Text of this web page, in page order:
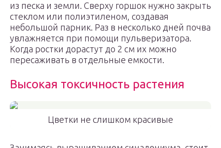
из песка и земли. Сверху горшок нужно закрыть
стеклом или полиэтиленом, создавая
небольшой парник. Раз в несколько дней почва
увлажняется при помощи пульверизатора.
Когда ростки дорастут до 2 см их можно
пересаживать в отдельные емкости.
Высокая токсичность растения
Цветки не слишком красивые